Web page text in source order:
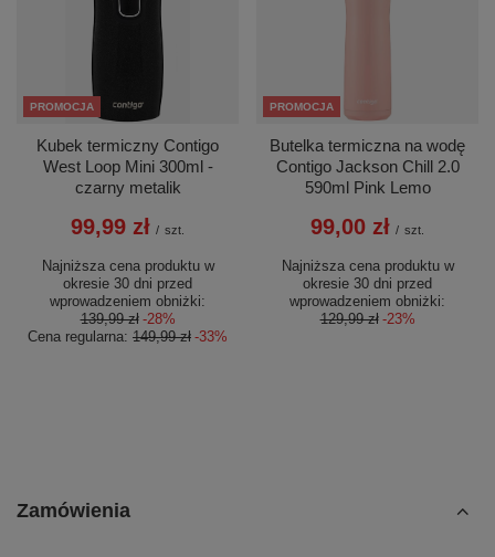
PROMOCJA
Kubek termiczny Contigo
West Loop Mini 300ml -
czarny metalik
99,99 zł / szt.
Najniższa cena produktu w
okresie 30 dni przed
wprowadzeniem obniżki:
139,99 zł -28%
Cena regularna: 149,99 zł -33%
PROMOCJA
Butelka termiczna na wodę
Contigo Jackson Chill 2.0
590ml Pink Lemo
99,00 zł / szt.
Najniższa cena produktu w
okresie 30 dni przed
wprowadzeniem obniżki:
129,99 zł -23%
Zamówienia